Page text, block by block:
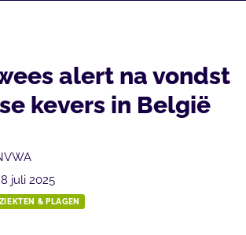
alert na vondst
kevers in België
juli 2025
ZIEKTEN & PLAGEN